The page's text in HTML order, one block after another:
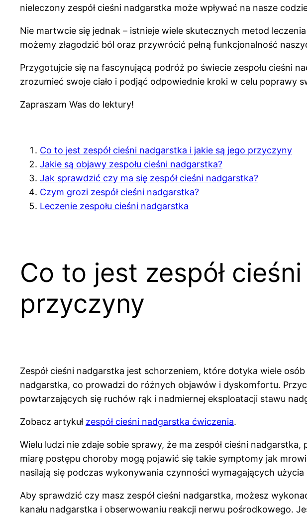
nieleczony zespół cieśni nadgarstka może wpływać na nasze
Nie martwcie się jednak – istnieje wiele skutecznych metod
możemy złagodzić ból oraz przywrócić pełną funkcjonalność
Przygotujcie się na fascynującą podróż po świecie zespołu cieśni
zrozumieć swoje ciało i podjąć odpowiednie kroki w celu poprawy
Zapraszam Was do lektury!
Co to jest zespół cieśni nadgarstka i jakie są jego przyczyny
Jakie są objawy zespołu cieśni nadgarstka?
Jak sprawdzić czy ma się zespół cieśni nadgarstka?
Czym grozi zespół cieśni nadgarstka?
Leczenie zespołu cieśni nadgarstka
Co to jest zespół
przyczyny
Zespół cieśni nadgarstka jest schorzeniem, które dotyka wiele
nadgarstka, co prowadzi do różnych objawów i dyskomfortu.
powtarzających się ruchów rąk i nadmiernej eksploatacji stawu
Zobacz artykuł zespół cieśni nadgarstka ćwiczenia.
Wielu ludzi nie zdaje sobie sprawy, że ma zespół cieśni
miarę postępu choroby mogą pojawić się takie symptomy jak
nasilają się podczas wykonywania czynności wymagających
Aby sprawdzić czy masz zespół cieśni nadgarstka, możesz
kanału nadgarstka i obserwowaniu reakcji nerwu pośrodkowego.